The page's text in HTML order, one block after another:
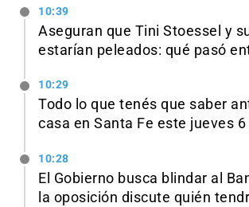
10:39
Aseguran que Tini Stoessel y
estarían peleados: qué pasó
10:29
Todo lo que tenés que saber
casa en Santa Fe este jueves
10:28
El Gobierno busca blindar al
la oposición discute quién